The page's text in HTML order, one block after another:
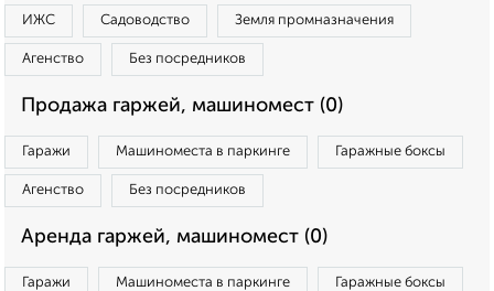
ИЖС Садоводство Земля промназначения
Агенство Без посредников
Продажа гаржей, машиномест (0)
Гаражи Машиноместа в паркинге Гаражные боксы
Агенство Без посредников
Аренда гаржей, машиномест (0)
Гаражи Машиноместа в паркинге Гаражные боксы